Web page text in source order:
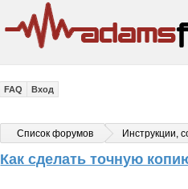
FAQ Вход
Список форумов Инструкции,
Как сделать точную